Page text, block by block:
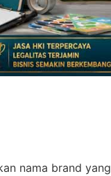
nama brand yang